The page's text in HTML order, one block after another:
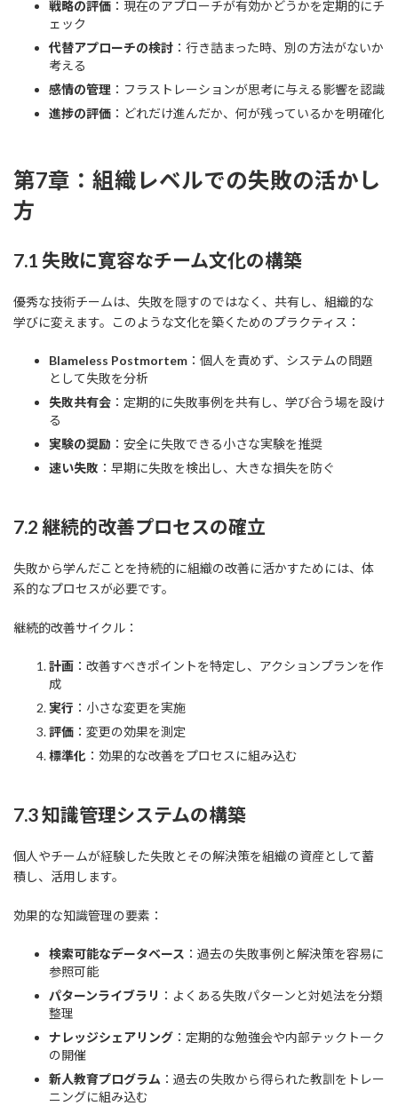
戦略の評価 ：現在のアプローチが有効かどうかを定期的にチ
ェック
代替アプローチの検討 ：行き詰まった時、別の方法がないか
考える
感情の管理 ：フラストレーションが思考に与える影響を認識
進捗の評価 ：どれだけ進んだか、何が残っているかを明確化
第7章：組織レベルでの失敗の活かし
方
7.1 失敗に寛容なチーム文化の構築
優秀な技術チームは、失敗を隠すのではなく、共有し、組織的な
学びに変えます。このような文化を築くためのプラクティス：
Blameless Postmortem ：個人を責めず、システムの問題
として失敗を分析
失敗共有会 ：定期的に失敗事例を共有し、学び合う場を設け
る
実験の奨励 ：安全に失敗できる小さな実験を推奨
速い失敗 ：早期に失敗を検出し、大きな損失を防ぐ
7.2 継続的改善プロセスの確立
失敗から学んだことを持続的に組織の改善に活かすためには、体
系的なプロセスが必要です。
継続的改善サイクル：
計画 ：改善すべきポイントを特定し、アクションプランを作
成
実行 ：小さな変更を実施
評価 ：変更の効果を測定
標準化 ：効果的な改善をプロセスに組み込む
7.3 知識管理システムの構築
個人やチームが経験した失敗とその解決策を組織の資産として蓄
積し、活用します。
効果的な知識管理の要素：
検索可能なデータベース ：過去の失敗事例と解決策を容易に
参照可能
パターンライブラリ ：よくある失敗パターンと対処法を分類
整理
ナレッジシェアリング ：定期的な勉強会や内部テックトーク
の開催
新人教育プログラム ：過去の失敗から得られた教訓をトレー
ニングに組み込む